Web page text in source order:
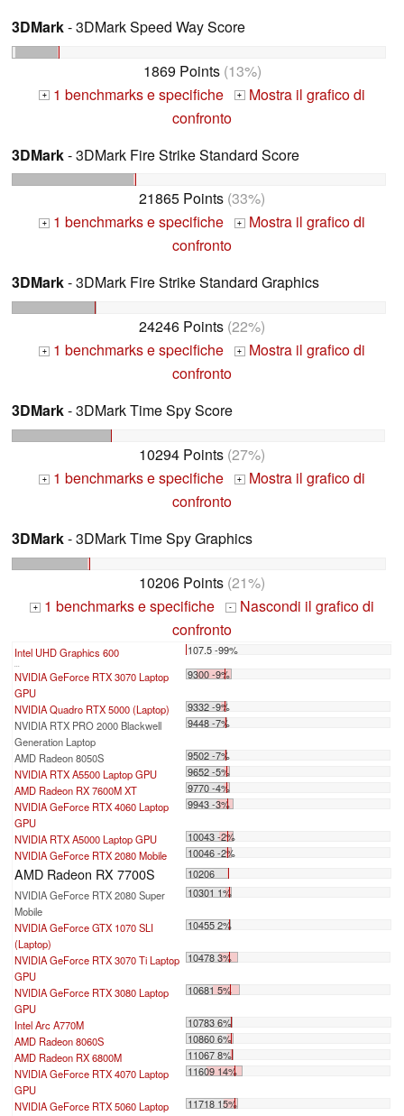
3DMark- 3DMark Speed Way Score
1869 Points(13%)
+ 1 benchmarks e specifiche + Mostra il grafico di
confronto
3DMark- 3DMark Fire Strike Standard Score
21865 Points (33%)
+ 1 benchmarks e specifiche + Mostra il grafico di
confronto
3DMark- 3DMark Fire Strike Standard Graphics
24246 Points (22%)
+ 1 benchmarks e specifiche + Mostra il grafico di
confronto
3DMark- 3DMark Time Spy Score
10294 Points (27%)
+ 1 benchmarks e specifiche + Mostra il grafico di
confronto
3DMark- 3DMark Time Spy Graphics
10206 Points (21%)
+ 1 benchmarks e specifiche - Nascondi il grafico di
confronto
Intel UHD Graphics 600 107.5 -99%
NVIDIA GeForce RTX 3070 Laptop
GPU
9300 -9%
NVIDIA Quadro RTX 5000 (Laptop)
9332 -9%
NVIDIA RTX PRO 2000 Blackwell
Generation Laptop
9448 -7%
AMD Radeon 8050S
9502 -7%
NVIDIA RTX A5500 Laptop GPU
9652 -5%
AMD Radeon RX 7600M XT
9770 -4%
NVIDIA GeForce RTX 4060 Laptop
GPU
9943 -3%
NVIDIA RTX A5000 Laptop GPU
10043 -2%
NVIDIA GeForce RTX 2080 Mobile
10046 -2%
AMD Radeon RX 7700S
10206
NVIDIA GeForce RTX 2080 Super
Mobile
10301 1%
NVIDIA GeForce GTX 1070 SLI
(Laptop)
10455 2%
NVIDIA GeForce RTX 3070 Ti Laptop
GPU
10478 3%
NVIDIA GeForce RTX 3080 Laptop
GPU
10681 5%
Intel Arc A770M
10783 6%
AMD Radeon 8060S
10860 6%
AMD Radeon RX 6800M
11067 8%
NVIDIA GeForce RTX 4070 Laptop
GPU
11609 14%
NVIDIA GeForce RTX 5060 Laptop 11718 15%